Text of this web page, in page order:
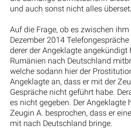
und auch sonst nicht alles
Auf die Frage, ob es zwischen
Dezember 2014
derer der Angeklagte angekündigt
Rumänien nach Deutschland
welche sodann hier der
Angeklagte an, dass er mit der
Gespräche nicht geführt habe.
es nicht gegeben. Der Angeklagte
Zeugin A. besprochen, dass er
mit nach Deutschland bringe.